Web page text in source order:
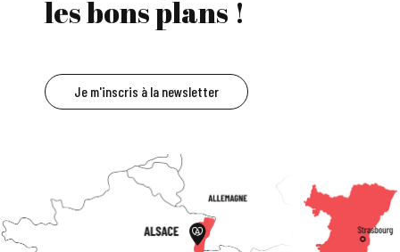
les bons plans !
Je m'inscris à la newsletter